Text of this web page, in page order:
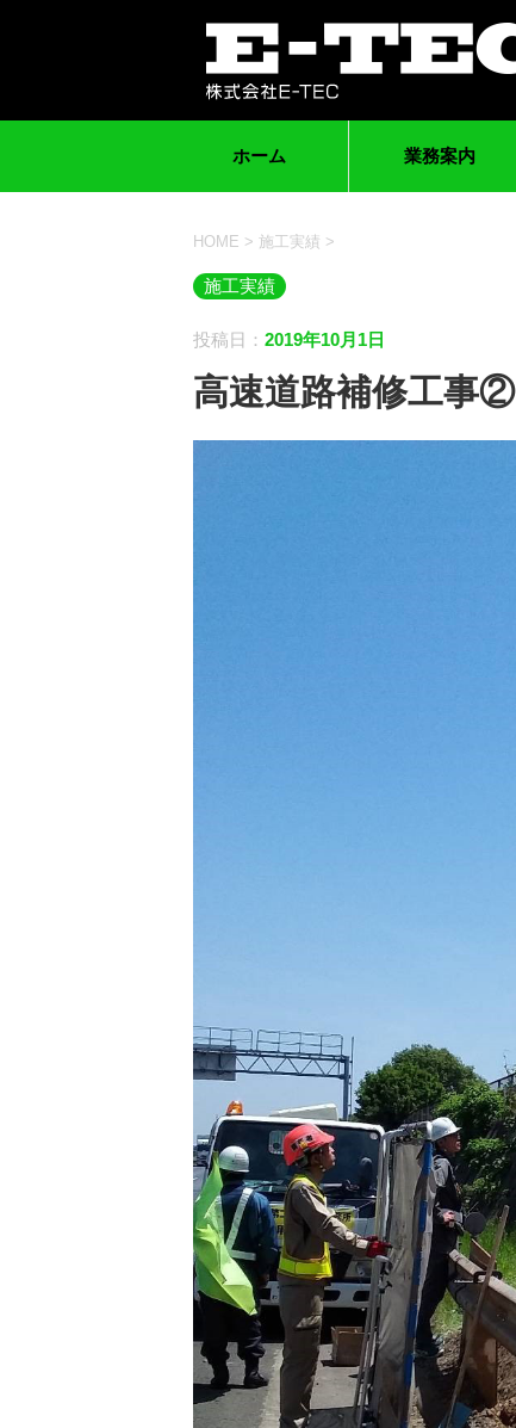
ホーム 業務案内
HOME > 施工実績 >
施工実績
投稿日： 2019年10月1日
高速道路補修工事②